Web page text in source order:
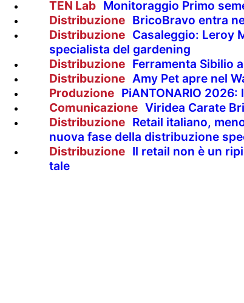
TEN Lab Monitoraggio Primo
Distribuzione BricoBravo entra
Distribuzione Casaleggio: Leroy
specialista del gardening
Distribuzione Ferramenta Sibilio
Distribuzione Amy Pet apre nel
Produzione PiANTONARIO 2026:
Comunicazione Viridea Carate
Distribuzione Retail italiano,
nuova fase della distribuzione
Distribuzione Il retail non è un
tale